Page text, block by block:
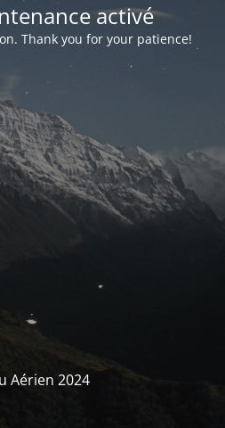
activé
Thank you for your patience!
Aérien 2024